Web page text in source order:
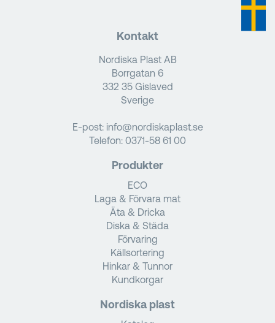
Kontakt
Nordiska Plast AB
Borrgatan 6
332 35 Gislaved
Sverige
E-post: info@nordiskaplast.se
Telefon: 0371-58 61 00
Produkter
ECO
Laga & Förvara mat
Äta & Dricka
Diska & Städa
Förvaring
Källsortering
Hinkar & Tunnor
Kundkorgar
Nordiska plast